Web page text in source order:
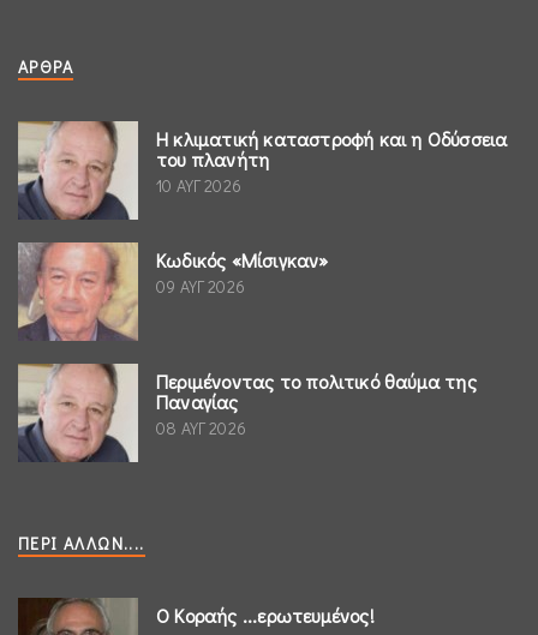
ΆΡΘΡΑ
Η κλιματική καταστροφή και η Οδύσσεια
του πλανήτη
10 ΑΥΓ 2026
Κωδικός «Μίσιγκαν»
09 ΑΥΓ 2026
Περιμένοντας το πολιτικό θαύμα της
Παναγίας
08 ΑΥΓ 2026
ΠΕΡΊ ΆΛΛΩΝ....
Ο Κοραής ...ερωτευμένος!